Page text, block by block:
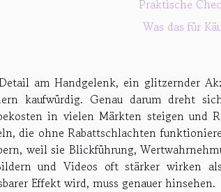
Praktische
Was das für
am Handgelenk, ein glitzernder
kaufwürdig. Genau darum dreht
in vielen Märkten steigen und
die ohne Rabattschlachten
weil sie Blickführung,
und Videos oft stärker wirken
Effekt wird, muss genauer hinsehen.